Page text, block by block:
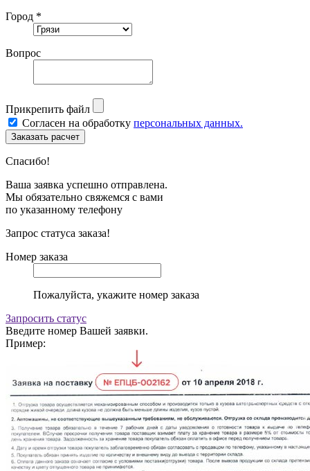
Город *
Вопрос
Прикрепить файл
Согласен на обработку персональных данных.
Спасибо!
Ваша заявка успешно отправлена.
Мы обязательно свяжемся с вами
по указанному телефону
Запрос статуса заказа!
Номер заказа
Пожалуйста, укажите номер заказа
Запросить статус
Введите номер Вашей заявки.
Пример: